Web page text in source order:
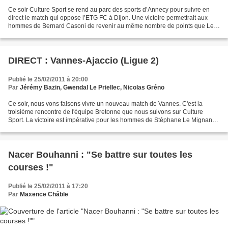
Ce soir Culture Sport se rend au parc des sports d’Annecy pour suivre en
direct le match qui oppose l’ETG FC à Dijon. Une victoire permettrait aux
hommes de Bernard Casoni de revenir au même nombre de points que Le
DIRECT : Vannes-Ajaccio (Ligue 2)
Publié le 25/02/2011 à 20:00
Par Jérémy Bazin, Gwendal Le Priellec, Nicolas Gréno
Ce soir, nous vons faisons vivre un nouveau match de Vannes. C'est la
troisième rencontre de l'équipe Bretonne que nous suivons sur Culture
Sport. La victoire est impérative pour les hommes de Stéphane Le Mignan
Nacer Bouhanni : "Se battre sur toutes les
courses !"
Publié le 25/02/2011 à 17:20
Par Maxence Châble